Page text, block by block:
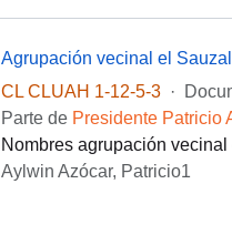
Agrupación vecinal el
CL CLUAH 1-12-5-3
·
Parte de Presidente Patricio
Nombres agrupación
Aylwin Azócar, Patricio1